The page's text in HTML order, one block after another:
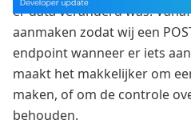
er data veranderd was.
aanmaken zodat wij een
endpoint wanneer er iets
maakt het makkelijker om
maken, of om de controle
behouden.